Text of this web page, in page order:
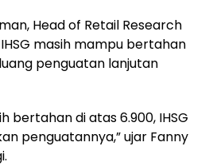
Head of Retail Research
masih mampu bertahan
penguatan lanjutan
bertahan di atas 6.900, IHSG
penguatannya,” ujar Fanny